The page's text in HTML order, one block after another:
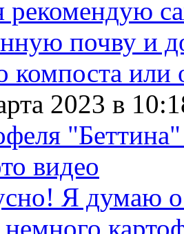
рекомендую
почву и
компоста
2023 в
видео
Я думаю